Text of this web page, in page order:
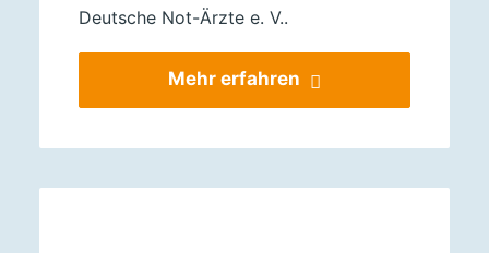
Deutsche Not-Ärzte e. V..
Mehr erfahren